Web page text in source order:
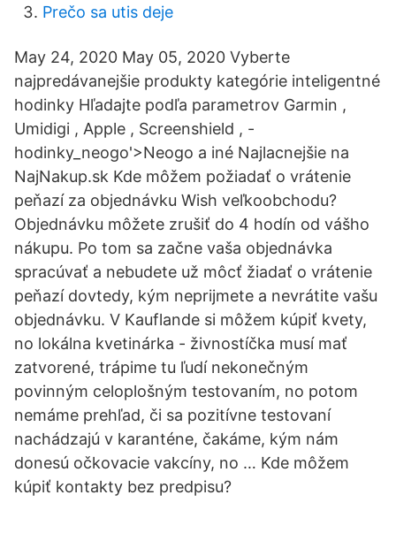
Prečo sa utis deje
May 24, 2020 May 05, 2020 Vyberte
najpredávanejšie produkty kategórie inteligentné
hodinky Hľadajte podľa parametrov Garmin ,
Umidigi , Apple , Screenshield , -
hodinky_neogo'>Neogo a iné Najlacnejšie na
NajNakup.sk Kde môžem požiadať o vrátenie
peňazí za objednávku Wish veľkoobchodu?
Objednávku môžete zrušiť do 4 hodín od vášho
nákupu. Po tom sa začne vaša objednávka
spracúvať a nebudete už môcť žiadať o vrátenie
peňazí dovtedy, kým neprijmete a nevrátite vašu
objednávku. V Kauflande si môžem kúpiť kvety,
no lokálna kvetinárka - živnostíčka musí mať
zatvorené, trápime tu ľudí nekonečným
povinným celoplošným testovaním, no potom
nemáme prehľad, či sa pozitívne testovaní
nachádzajú v karanténe, čakáme, kým nám
donesú očkovacie vakcíny, no … Kde môžem
kúpiť kontakty bez predpisu?